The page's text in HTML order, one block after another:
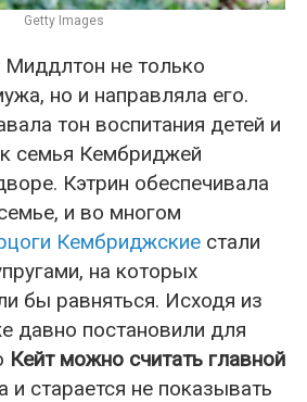
Getty Images
Миддлтон не только
но и направляла его.
тон воспитания детей и
семья Кембриджей
Кэтрин обеспечивала
и во многом
Кембриджские стали
на которых
бы равняться. Исходя из
давно постановили для
Кейт можно считать главной
и старается не показывать